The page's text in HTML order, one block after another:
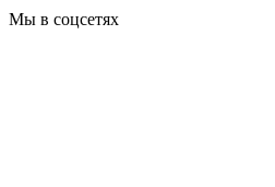
Мы в соцсетях